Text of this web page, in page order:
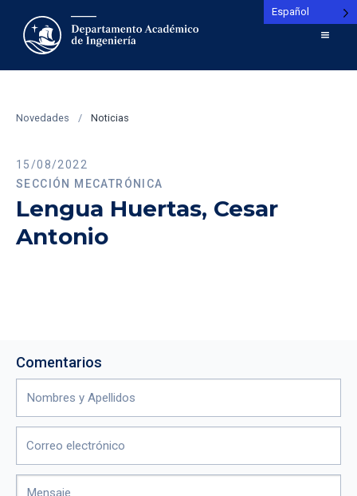
Novedades / Noticias
15/08/2022
SECCIÓN MECATRÓNICA
Lengua Huertas, Cesar
Antonio
Comentarios
Español